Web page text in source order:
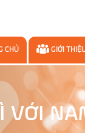
CHỦ GIỚI
VỚI